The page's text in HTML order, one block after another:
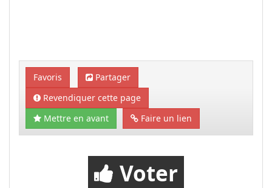
Favoris
Partager
Revendiquer cette page
Mettre en avant
Faire un lien
Voter